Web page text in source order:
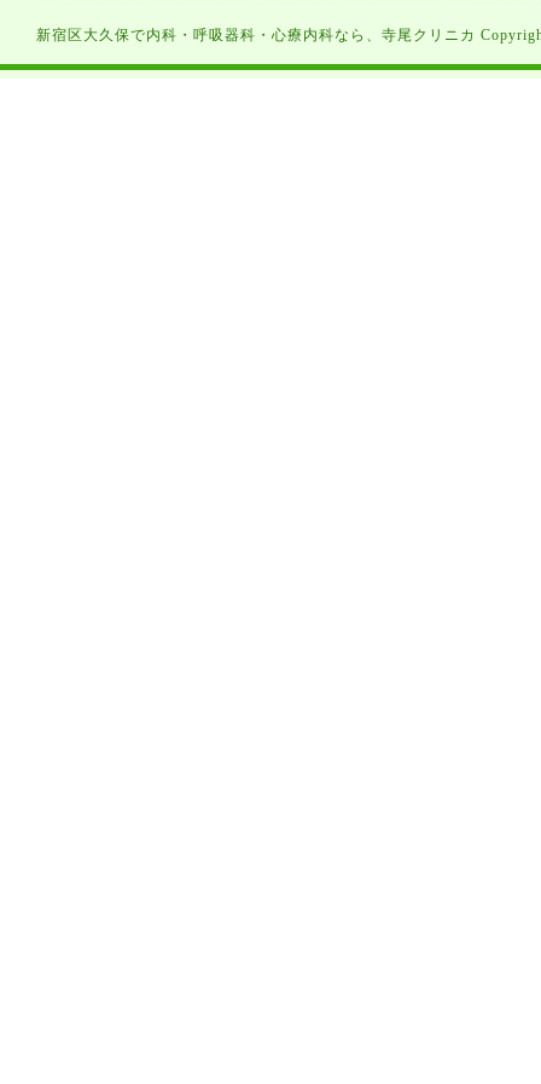
新宿区大久保で内科・呼吸器科・心療内科なら、寺尾クリニカ